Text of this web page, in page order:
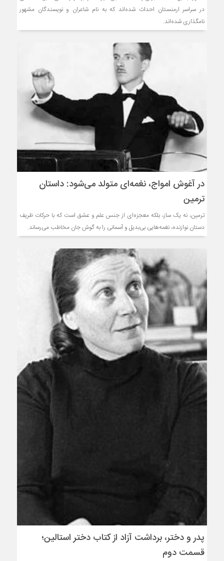
در سراسر ارمنستان احداث شده‌اند که به نام شاعران و نویسندگان مشهور
نامگذاری شده‌اند.
در آغوش امواج، نغمه‌ای متولد می‌شود: داستان
ترمین
ترمین، نه یک ساز، بلکه معجزه‌ای از جنس علم و عشق است که با حرکات ظریف
دستان نوازنده، نغمه‌هایی بی‌بدیل و آسمانی را به گوش جان مخاطب می‌رساند.
پدر و دختر، برداشت آزاد از کتاب دختر استالین؛
قسمت دوم